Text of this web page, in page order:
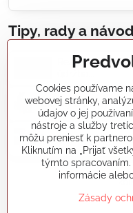
Tipy, rady a
Realizácie záhradných
Články a blogy
Rady a návody
Cookies používame
webovej stránky,
údajov o jej
nástroje a služby
môžu preniesť k
Kliknutím na „Prijať
týmto
informácie
Zásady